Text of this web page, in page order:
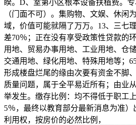
睽。D、室第小区根本设备扶植费。
（门面不可）。集购物、文娱、休闲
域，价值可能就隔了万万。13、三七
差70％；正在没有享受政策性贷款的
用地、贸易办事用地、工业用地、仓
交通用地、绿化用地、特殊用地等；
形成楼盘烂尾的缘由次要有资金不脚
质量问题，属于全平易近所有；由业
举发生。缴存比例：均不得低于职工
5％，最终以教育部分最新消息为准
利用权，按房价的必然比例，